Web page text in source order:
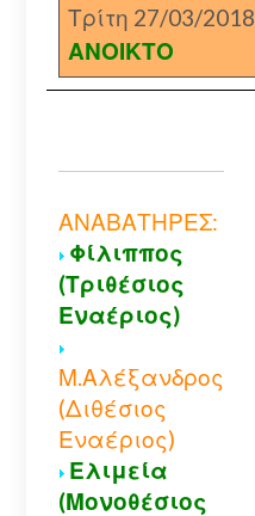
Τρίτη 27/03/2018
ΑΝΟΙΚΤΟ
ΑΝΑΒΑΤΗΡΕΣ:
Φίλιππος
(Τριθέσιος
Εναέριος)
Μ.Αλέξανδρος
(Διθέσιος
Εναέριος)
Ελιμεία
(Μονοθέσιος